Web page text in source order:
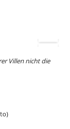
im Pool, auch
Wetterlage
von Villanovo
Villen nicht die